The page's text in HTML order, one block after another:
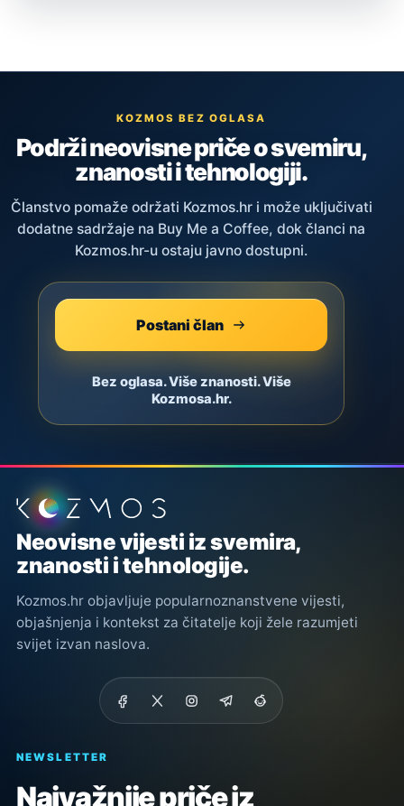
KOZMOS BEZ OGLASA
Podrži neovisne priče o svemiru,
znanosti i tehnologiji.
Članstvo pomaže održati Kozmos.hr i može uključivati
dodatne sadržaje na Buy Me a Coffee, dok članci na
Kozmos.hr-u ostaju javno dostupni.
Postani član
Bez oglasa. Više znanosti. Više
Kozmosa.hr.
Podnožje stranice
Neovisne vijesti iz svemira,
znanosti i tehnologije.
Kozmos.hr objavljuje popularnoznanstvene vijesti,
objašnjenja i kontekst za čitatelje koji žele razumjeti
svijet izvan naslova.
NEWSLETTER
Najvažnije priče iz